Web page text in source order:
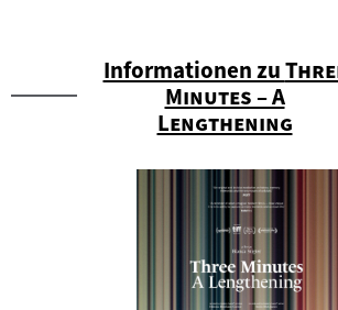
Informationen zu"
Minutes – A
Lengthening"